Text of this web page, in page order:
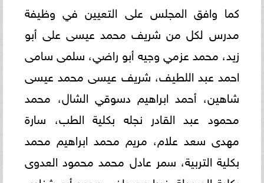
كما وافق المجلس على التعيين في وظيفة
مدرس لكل من شريف محمد عيسى على أبو
زيد، محمد عزمي وجيه أبو راضي، سلمى سامى
احمد عبد اللطيف، شريف عيسى محمد عيسى
شاهين، أحمد ابراهيم دسوقي الشال، محمد
محمود عبد القادر نجله بكلية الطب، سارة
مهدى سعد علام، مريم محمد ابراهيم محمد
بكلية التربية، سمر عادل محمد محمود العدوى